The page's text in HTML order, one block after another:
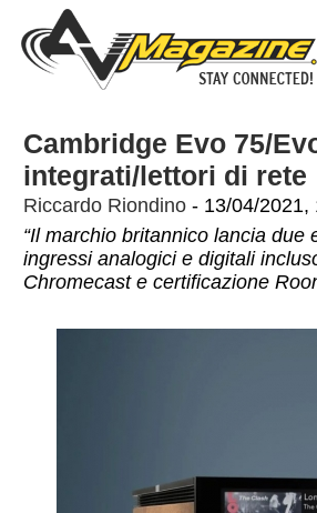
Cambridge Evo 75/
integrati/lettori di rete
Riccardo Riondino - 13/04/2021,
“Il marchio britannico lancia
ingressi analogici e digitali
Chromecast e certificazione